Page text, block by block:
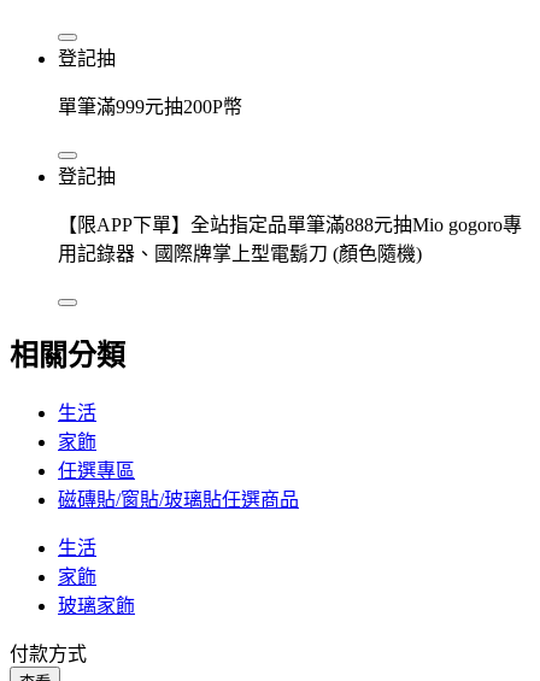
登記抽
單筆滿999元抽200P幣
登記抽
【限APP下單】全站指定品單筆滿888元抽Mio gogoro專
用記錄器、國際牌掌上型電鬍刀 (顏色隨機)
相關分類
生活
家飾
任選專區
磁磚貼/窗貼/玻璃貼任選商品
生活
家飾
玻璃家飾
付款方式